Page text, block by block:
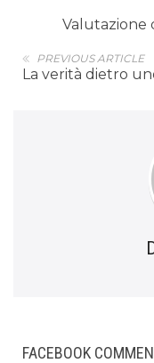
Valutazione
PREVIOUS ARTICLE
La verità dietro
FACEBOOK